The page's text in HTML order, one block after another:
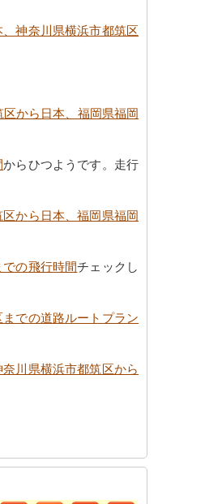
、神奈川県横浜市都筑区
から日本、福岡県福岡
からひつようです。走行
から日本、福岡県福岡
での飛行時間チェックし
での道路ルートプラン
奈川県横浜市都筑区から